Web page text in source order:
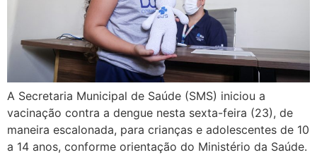
A Secretaria Municipal de Saúde (SMS) iniciou a
vacinação contra a dengue nesta sexta-feira (23), de
maneira escalonada, para crianças e adolescentes de 10
a 14 anos, conforme orientação do Ministério da Saúde.